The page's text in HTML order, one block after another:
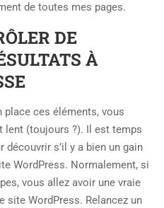
de toutes mes pages.
DE
À
place ces éléments, vous
lent (toujours ?). Il est temps
s’il y a bien un gain
WordPress. Normalement, si
vous allez avoir une vraie
site WordPress. Relancez un